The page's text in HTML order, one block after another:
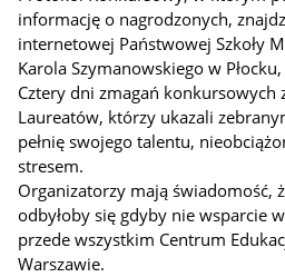
informację o nagrodzonych,
internetowej Państwowej Szkoły
Karola Szymanowskiego w
Cztery dni zmagań konkursowych
Laureatów, którzy ukazali
pełnię swojego talentu,
stresem.
Organizatorzy mają świadomość,
odbyłoby się gdyby nie wsparcie
przede wszystkim Centrum
Warszawie.